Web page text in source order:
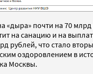
«дыра» почти на 70 млрд
на санацию и на
рублей, что стало
оздоровлением в
Москвы.